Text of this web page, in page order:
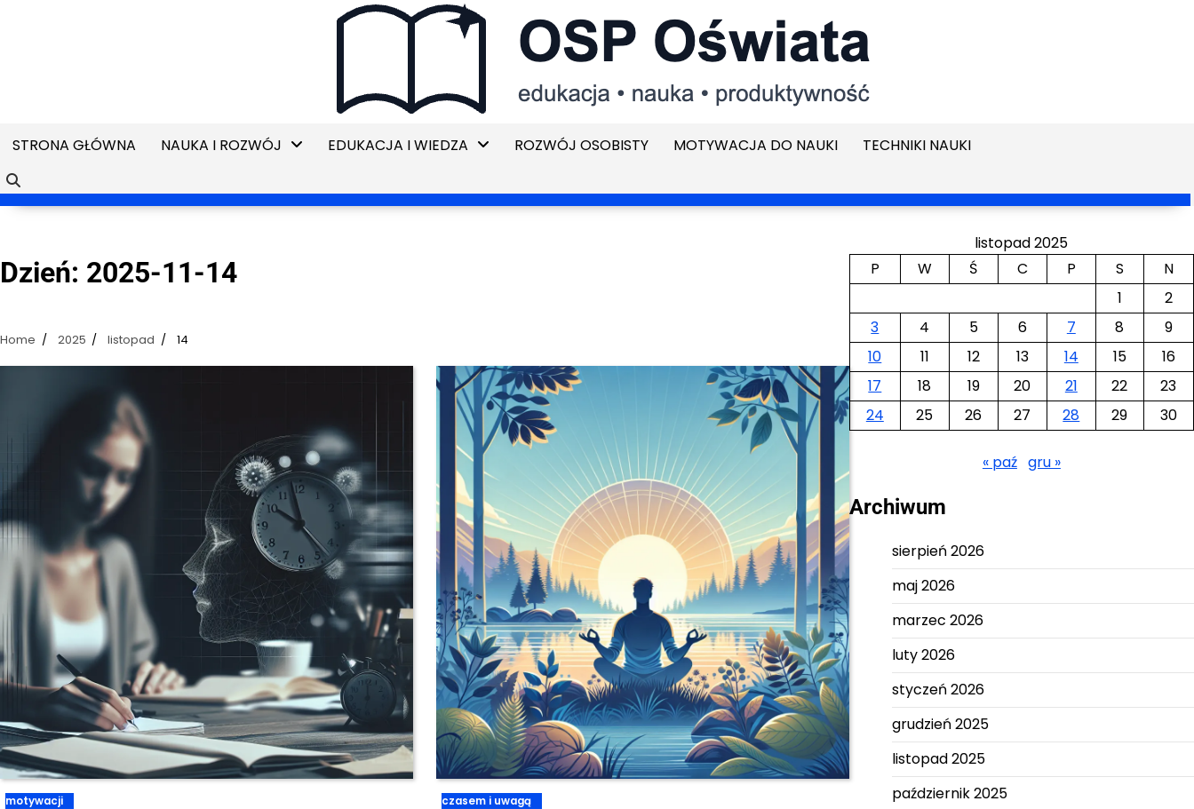
STRONA GŁÓWNA NAUKA I ROZWÓJ EDUKACJA I WIEDZA ROZWÓJ OSOBISTY MOTYWACJA DO NAUKI TECHNIKI NAUKI
Dzień: 2025-11-14
Home 2025 listopad 14
motywacji czasem i uwagą
listopad 2025
P
W Ś C P S
N
1
2
3
4 5 6 7 8
9
10
11 12 13 14 15
16
17
18 19 20 21 22
23
24
25 26 27 28 29 30
« paź gru »
Archiwum
sierpień 2026
maj 2026
marzec 2026
luty 2026
styczeń 2026
grudzień 2025
listopad 2025
październik 2025